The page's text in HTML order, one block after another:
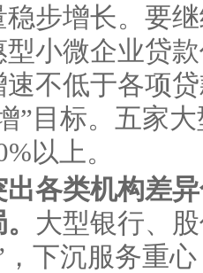
步增长。要
型小微企业贷
不低于各项
”目标。五家
以上。
出各类机构差
大型银行、
下沉服务重